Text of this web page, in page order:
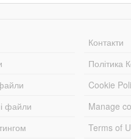
файли
Контакти
Політика
Cookie
Manage
Terms of